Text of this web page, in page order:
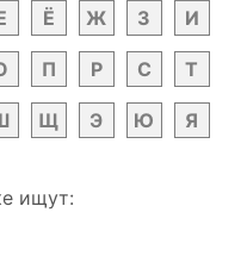
Ё Ж З И
П Р С Т
Щ Э Ю Я
ищут: